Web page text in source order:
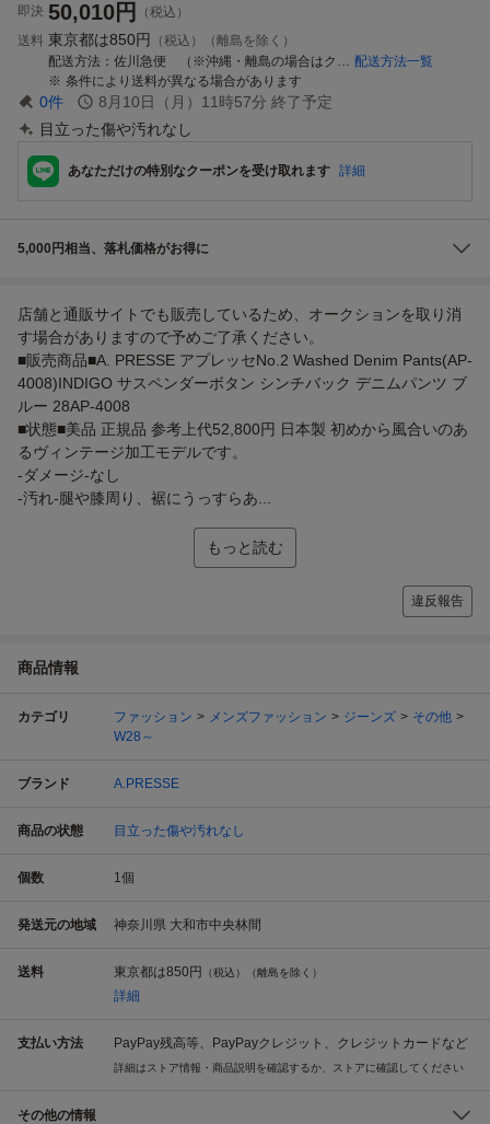
即決 50,010円
（税込）
送料 東京都は850円
（税込）（離島を除く）
配送方法
佐川急便 （※沖縄・離島の場合はクロネコヤマトの送料着払になります） 配送方法一覧
条件により送料が異なる場合があります
0件 8月10日（月）11時57分 終了予定
目立った傷や汚れなし
あなただけの特別なクーポンを受け取れます 詳細
5,000円相当、落札価格がお得に
店舗と通販サイトでも販売しているため、オークションを取り消
す場合がありますので予めご了承ください。
■販売商品■A. PRESSE アプレッセNo.2 Washed Denim Pants(AP-
4008)INDIGO サスペンダーボタン シンチバック デニムパンツ ブ
ルー 28AP-4008
■状態■美品 正規品 参考上代52,800円 日本製 初めから風合いのあ
るヴィンテージ加工モデルです。
-ダメージ-なし
-汚れ-腿や膝周り、裾にうっすらあ...
もっと読む
違反報告
商品情報
カテゴリ ファッション メンズファッション ジーンズ
その他
W28～
ブランド A.PRESSE
商品の状態 目立った傷や汚れなし
個数 1個
発送元の地域 神奈川県 大和市中央林間
送料 東京都は850円 （税込）（離島を除く）
詳細
支払い方法 PayPay残高等、PayPayクレジット、クレジットカードなど
詳細はストア情報・商品説明を確認するか、ストアに確認してください
その他の情報